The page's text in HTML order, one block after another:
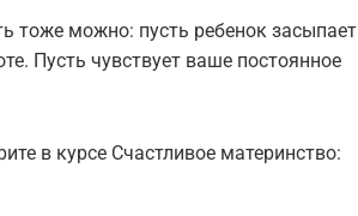
тоже можно: пусть ребенок засыпает
Пусть чувствует ваше постоянное
в курсе Счастливое материнство: